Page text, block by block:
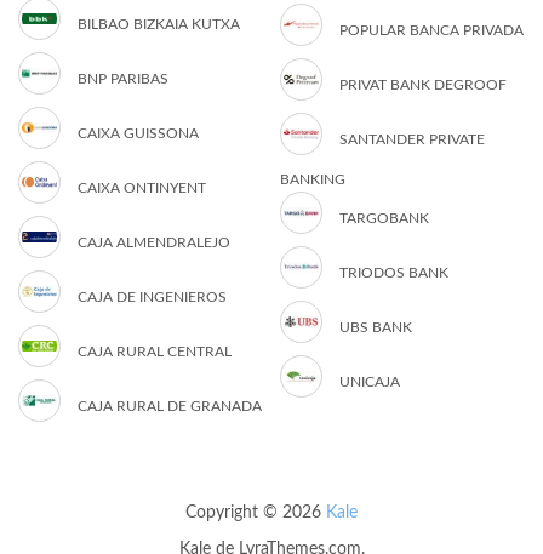
BILBAO BIZKAIA KUTXA
BNP PARIBAS
CAIXA GUISSONA
CAIXA ONTINYENT
CAJA ALMENDRALEJO
CAJA DE INGENIEROS
CAJA RURAL CENTRAL
CAJA RURAL DE GRANADA
POPULAR BANCA PRIVADA
PRIVAT BANK DEGROOF
SANTANDER PRIVATE
BANKING
TARGOBANK
TRIODOS BANK
UBS BANK
UNICAJA
Copyright © 2026 Kale
Kalede LyraThemes.com.